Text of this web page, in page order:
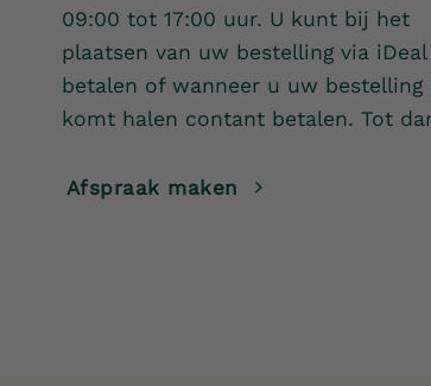
09:00 tot 17:00 uur. U kunt bij het
plaatsen van uw bestelling via iDeal
betalen of wanneer u uw bestelling
komt halen contant betalen. Tot
Afspraak maken